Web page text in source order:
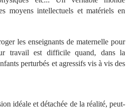
moyens intellectuels et matériels en
les enseignants de maternelle pour
travail est difficile quand, dans la
perturbés et agressifs vis à vis des
idéale et détachée de la réalité, peut-